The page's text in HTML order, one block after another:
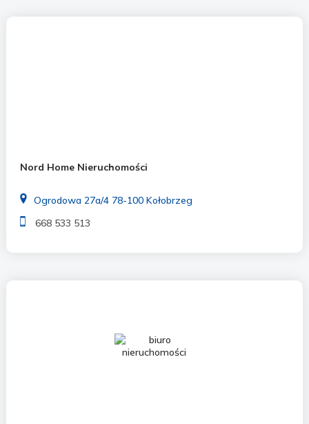
Nord Home Nieruchomości
Ogrodowa 27a/4 78-100 Kołobrzeg
668 533 513